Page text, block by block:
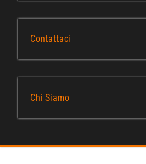
Contattaci
Chi Siamo